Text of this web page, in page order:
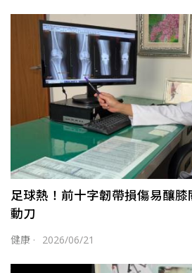
足球熱！前十字韌帶損傷易釀
動刀
健康 · 2026/06/21